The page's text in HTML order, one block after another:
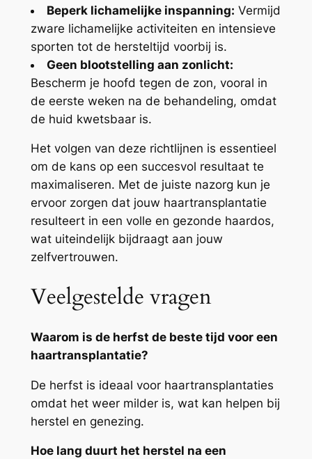
Beperk lichamelijke inspanning: Vermijd
zware lichamelijke activiteiten en intensieve
sporten tot de hersteltijd voorbij is.
Geen blootstelling aan zonlicht:
Bescherm je hoofd tegen de zon, vooral in
de eerste weken na de behandeling, omdat
de huid kwetsbaar is.
Het volgen van deze richtlijnen is essentieel
om de kans op een succesvol resultaat te
maximaliseren. Met de juiste nazorg kun je
ervoor zorgen dat jouw haartransplantatie
resulteert in een volle en gezonde haardos,
wat uiteindelijk bijdraagt aan jouw
zelfvertrouwen.
Veelgestelde vragen
Waarom is de herfst de beste tijd voor een
haartransplantatie?
De herfst is ideaal voor haartransplantaties
omdat het weer milder is, wat kan helpen bij
herstel en genezing.
Hoe lang duurt het herstel na een